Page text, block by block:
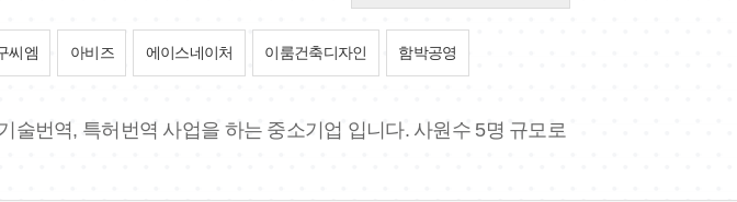
씨엠 아비즈 에이스네이처 이룸건축디자인 함박공영
술번역, 특허번역 사업을 하는 중소기업 입니다. 사원수 5명 규모로